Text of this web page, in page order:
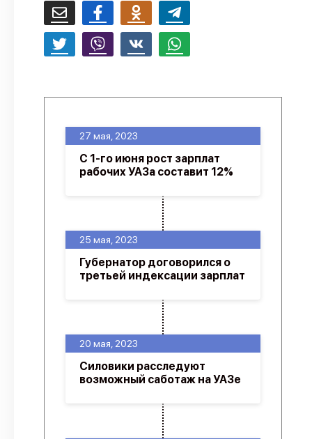
20 мая, 2023
Силовики расследуют
возможный саботаж на УАЗе
25 мая, 2023
Губернатор договорился о
третьей индексации зарплат
27 мая, 2023
C 1-го июня рост зарплат
рабочих УАЗа составит 12%